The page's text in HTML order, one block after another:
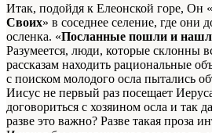
Итак, подойдя к Елеонской горе, Он «
Своих» в соседнее селение, где
осленка. «Посланные пошли и
Разумеется, люди, которые склонны
рассказам находить рациональные
с поиском молодого осла пытались
Иисус не первый раз посещает
договориться с хозяином осла и так
разве это важно? Разве такая проза